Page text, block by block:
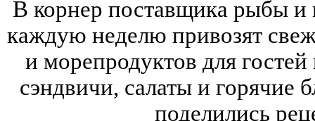
В корнер поставщика рыбы и
каждую неделю привозят
и морепродуктов для
сэндвичи, салаты и горячие
поделились